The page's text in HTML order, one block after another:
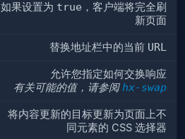
如果设置为 true ，客户端将完全刷
新页面
替换地址栏中的当前 URL
允许您指定如何交换响应
有关可能的值，请参阅 hx-swap
将内容更新的目标更新为页面上不
同元素的 CSS 选择器